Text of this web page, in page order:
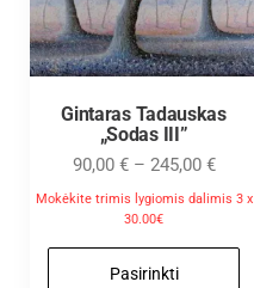
Gintaras Tadauskas
„Sodas III”
90,00 € – 245,00 €
Mokėkite trimis lygiomis dalimis 3 x
30.00€
Pasirinkti